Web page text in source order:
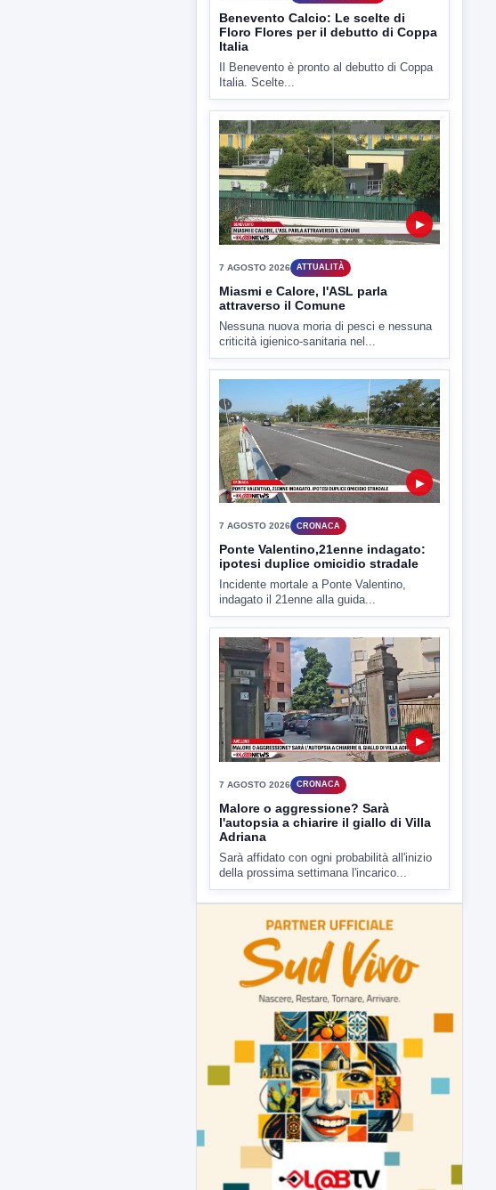
7 AGOSTO 2026 SPORT BENEVENTO
Benevento Calcio: Le scelte di
Floro Flores per il debutto di Coppa
Il Benevento è pronto al debutto di Coppa
Italia. Scelte...
Miasmi e Calore, l'ASL parla
attraverso il Comune
Nessuna nuova moria di pesci e nessuna
criticità igienico-sanitaria nel...
7 AGOSTO 2026
Ponte Valentino,21enne indagato:
Incidente mortale a Ponte Valentino,
indagato il 21enne alla guida...
7 AGOSTO 2026
Malore o aggressione? Sarà
l'autopsia a chiarire il giallo di Villa
Adriana
Sarà affidato con ogni probabilità all'inizio
della prossima settimana l'incarico...